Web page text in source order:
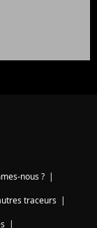
nous ? |
traceurs|
|